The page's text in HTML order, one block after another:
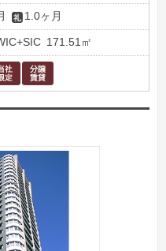
1.0ヶ月
171.51㎡